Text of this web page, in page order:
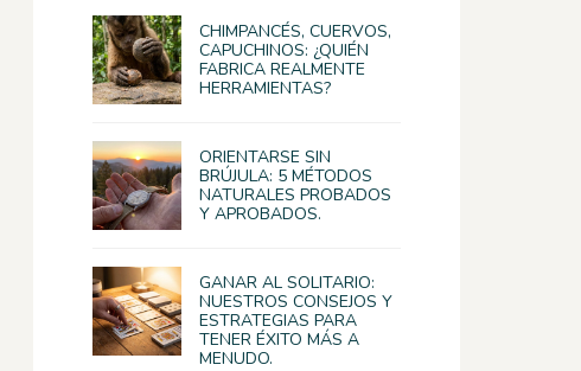
CHIMPANCÉS, CUERVOS,
CAPUCHINOS: ¿QUIÉN
FABRICA REALMENTE
HERRAMIENTAS?
ORIENTARSE SIN
BRÚJULA: 5 MÉTODOS
NATURALES PROBADOS
Y APROBADOS.
GANAR AL SOLITARIO:
NUESTROS CONSEJOS Y
ESTRATEGIAS PARA
TENER ÉXITO MÁS A
MENUDO.